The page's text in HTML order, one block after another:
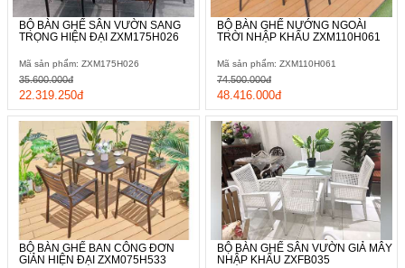
BỘ BÀN GHẾ SÂN VƯỜN SANG
TRỌNG HIỆN ĐẠI ZXM175H026
Mã sản phẩm: ZXM175H026
22.319.250đ
35.600.000đ
BỘ BÀN GHẾ NƯỚNG NGOÀI
TRỜI NHẬP KHẨU ZXM110H061
Mã sản phẩm: ZXM110H061
48.416.000đ
74.500.000đ
BỘ BÀN GHẾ BAN CÔNG ĐƠN
GIẢN HIỆN ĐẠI ZXM075H533
BỘ BÀN GHẾ SÂN VƯỜN GIẢ MÂY
NHẬP KHẨU ZXFB035